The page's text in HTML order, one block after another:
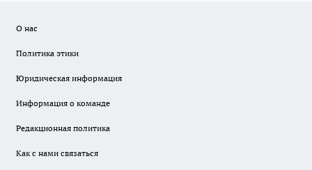
О нас
Политика этики
Юридическая информация
Информация о команде
Редакционная политика
Как с нами связаться